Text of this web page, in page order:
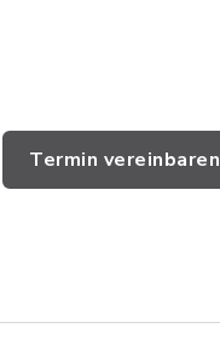
Termin vereinbaren